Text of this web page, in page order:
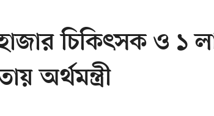
চিকিৎসক ও ১
অর্থমন্ত্রী